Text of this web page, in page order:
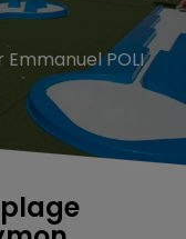
Emmanuel POLI